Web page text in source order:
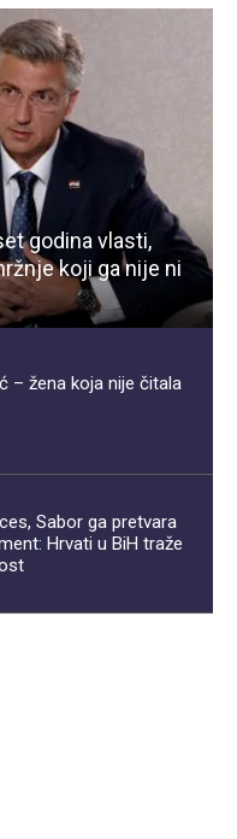
godina vlasti,
koji ga nije ni
– žena koja nije čitala
Sabor ga pretvara
Hrvati u BiH traže